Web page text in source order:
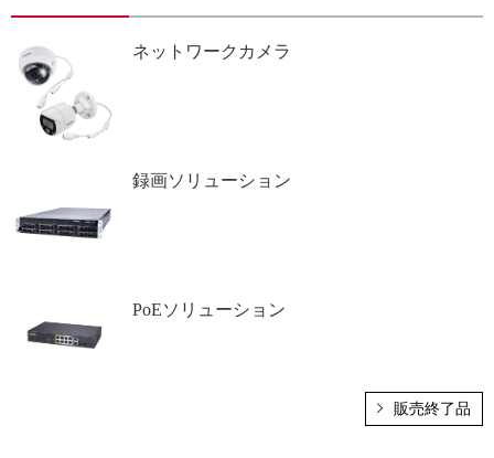
ネットワークカメラ
録画ソリューション
PoEソリューション
販売終了品